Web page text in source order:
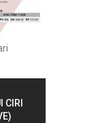
CIRI